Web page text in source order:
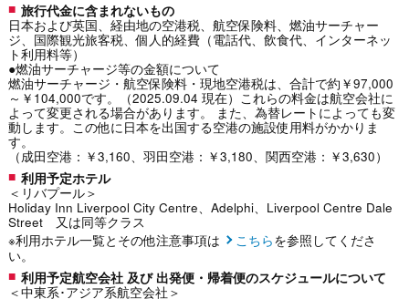
旅行代金に含まれないもの
日本および英国、経由地の空港税、航空保険料、燃油サーチャー
ジ、国際観光旅客税、個人的経費（電話代、飲食代、インターネッ
ト利用料等）
●燃油サーチャージ等の金額について
燃油サーチャージ・航空保険料・現地空港税は、合計で約￥97,000
～￥104,000です。（2025.09.04 現在）これらの料金は航空会社に
よって変更される場合があります。 また、為替レートによっても変
動します。この他に日本を出国する空港の施設使用料がかかりま
す。
（成田空港：￥3,160、羽田空港：￥3,180、関西空港：￥3,630）
利用予定ホテル
＜リバプール＞
Holiday Inn Liverpool City Centre、Adelphi、Liverpool Centre Dale
Street 又は同等クラス
※利用ホテル一覧とその他注意事項は
こちらを参照してくださ
い。
利用予定航空会社 及び 出発便・帰着便のスケジュールについて
＜中東系･アジア系航空会社＞